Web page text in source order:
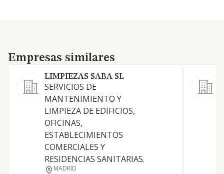
Empresas similares
Empresas similares
LIMPIEZAS SABA SL
SERVICIOS DE
MANTENIMIENTO Y
LIMPIEZA DE EDIFICIOS,
OFICINAS,
ESTABLECIMIENTOS
COMERCIALES Y
RESIDENCIAS SANITARIAS.
MADRID